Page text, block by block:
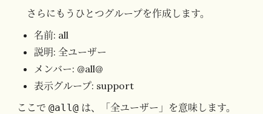
さらにもうひとつグループを作成します。
名前: all
説明: 全ユーザー
メンバー: @all@
表示グループ: support
ここで@all@ は、「全ユーザー」を意味します。